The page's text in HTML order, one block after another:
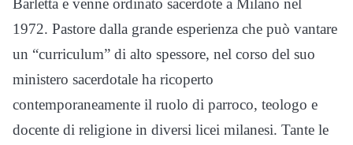
Barletta e venne ordinato sacerdote a Milano nel
1972. Pastore dalla grande esperienza che può vantare
un “curriculum” di alto spessore, nel corso del suo
ministero sacerdotale ha ricoperto
contemporaneamente il ruolo di parroco, teologo e
docente di religione in diversi licei milanesi. Tante le